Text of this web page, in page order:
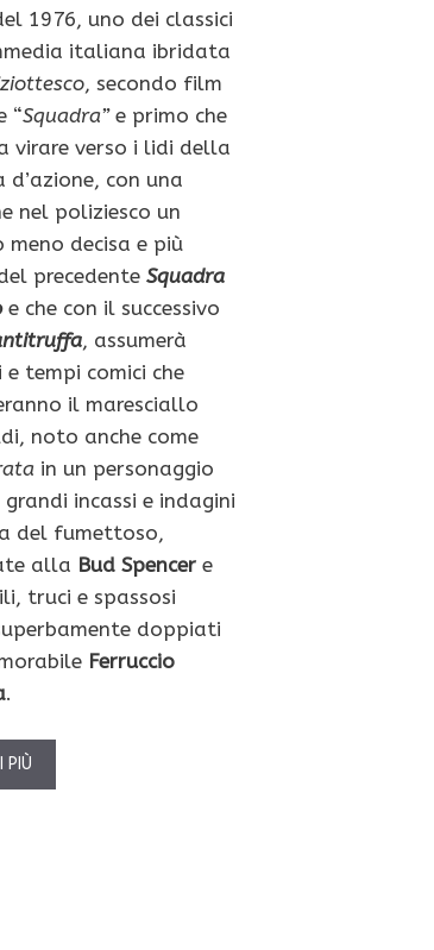
1976, uno dei classici
italiana ibridata
, secondo film
“Squadra”e primo che
virare verso i lidi della
d’azione, con una
nel poliziesco un
decisa e più
precedente Squadra
e che con il successivo
, assumerà
tempi comici che
il maresciallo
noto anche come
in un personaggio
incassi e indagini
del fumettoso,
alla Bud Spencere
truci e spassosi
doppiati
Ferruccio
.
PIÙ